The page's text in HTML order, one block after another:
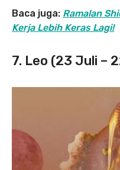
Baca juga: Ramalan
Kerja Lebih Keras Lagi!
7. Leo (23 Juli –